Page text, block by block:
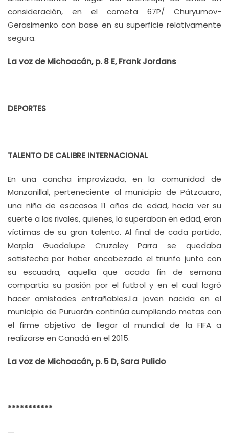
consideración, en el cometa 67P/ Churyumov-
Gerasimenko con base en su superficie relativamente
segura.
La voz de Michoacán, p. 8 E, Frank Jordans
DEPORTES
TALENTO DE CALIBRE INTERNACIONAL
En una cancha improvizada, en la comunidad de
Manzanillal, perteneciente al municipio de Pátzcuaro,
una niña de esacasos 11 años de edad, hacia ver su
suerte a las rivales, quienes, la superaban en edad, eran
víctimas de su gran talento. Al final de cada partido,
Marpia Guadalupe Cruzaley Parra se quedaba
satisfecha por haber encabezado el triunfo junto con
su escuadra, aquella que acada fin de semana
compartía su pasión por el futbol y en el cual logró
hacer amistades entrañables.La joven nacida en el
municipio de Puruarán continúa cumpliendo metas con
el firme objetivo de llegar al mundial de la FIFA a
realizarse en Canadá en el 2015.
La voz de Michoacán, p. 5 D, Sara Pulido
***********
—